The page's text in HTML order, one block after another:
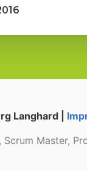
Langhard |
Scrum Master,